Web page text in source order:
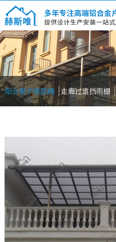
阳台窗户遮阳棚 走廊过道挡雨棚